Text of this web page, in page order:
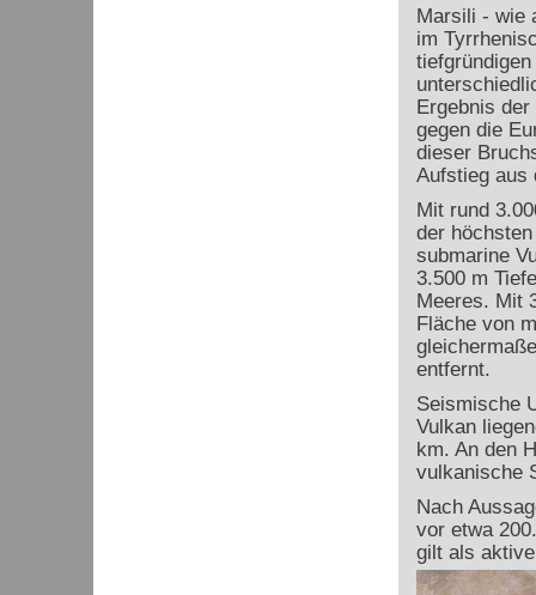
Marsili - wie
im
Ergebnis
gegen die
dieser
Aufstieg aus
Mit rund
der
submarine
3.500 m
Meeres. Mit
Fläche von
entfernt.
Seismische
Vulkan
km. An den
vulkanische
Nach
vor etwa
gilt als